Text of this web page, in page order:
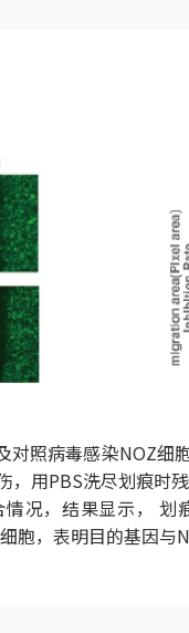
对照病毒感染NOZ细
，用PBS洗尽划痕时
况，结果显示，
胞，表明目的基因与